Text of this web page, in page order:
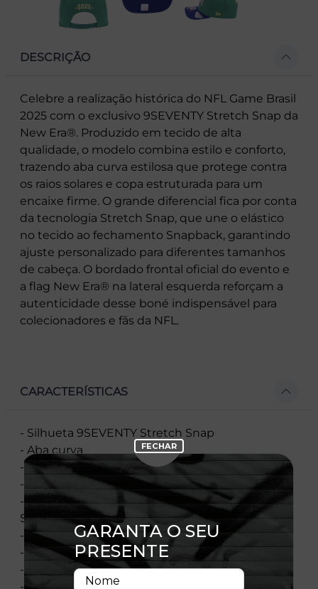
DESCRIÇÃO
Celebre a realização histórica do NFL Game Brasil
2025 com o exclusivo 9SEVENTY Stretch Snap da
New Era®. Produzido em tecido de alta
qualidade, o modelo combina estilo e conforto,
trazendo aba curva estilosa que protege contra
os raios solares e copa estruturada para um
encaixe firme. O grande diferencial fica por conta
da tecnologia Stretch Snap, que une o elástico
no tecido ao fechamento Snapback, garantindo
ajuste personalizado para diferentes tamanhos
de cabeça. O bordado frontal oficial do evento e
a flag New Era® na lateral esquerda reforçam a
autenticidade desse boné indispensável para
colecionadores e fãs da NFL.
CARACTERÍSTICAS
- Silhueta 9SEVENTY Stretch Snap
- Aba curva
- Copa estruturada
- Ajustável
- Fechamento tipo Snapback com tecnologia
Stretch
- Bordado frontal oficial NFL Game Brasil 2025
- Flag New Era® bordada na lateral esquerda
- Composição: 100% Poliéster